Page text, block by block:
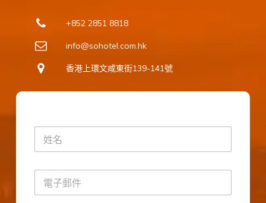
+852 2851 8818
info@sohotel.com.hk
香港上環文咸東街139-141號